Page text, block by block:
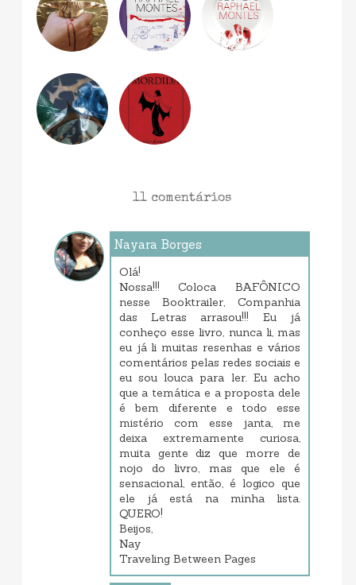
11 comentários
Nayara Borges
Olá!
Nossa!!! Coloca BAFÔNICO
nesse Booktrailer, Companhia
das Letras arrasou!!! Eu já
conheço esse livro, nunca li, mas
eu já li muitas resenhas e vários
comentários pelas redes sociais e
eu sou louca para ler. Eu acho
que a temática e a proposta dele
é bem diferente e todo esse
mistério com esse janta, me
deixa extremamente curiosa,
muita gente diz que morre de
nojo do livro, mas que ele é
sensacional, então, é logico que
ele já está na minha lista.
QUERO!
Beijos,
Nay
Traveling Between Pages